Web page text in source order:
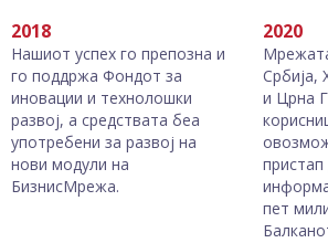
2018
Нашиот успех го препозна и
го поддржа Фондот за
иновации и технолошки
развој, а средствата беа
употребени за развој на
нови модули на
БизнисМрежа.
2020
Србија,
и Црна
пет